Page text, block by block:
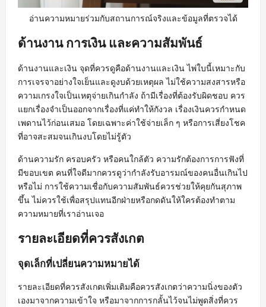
อ่านความหมายร่วมกับสถานการณ์จริงและข้อมูลที่ตรวจได้
ด้านงาน การเงิน และความสัมพันธ์
ด้านงานและเงิน จุดที่ควรดูคือด้านงานและเงิน ไพ่ใบนี้เหมาะกับ
การเจรจาอย่างใจเย็นและดูงบด้วยเหตุผล ไม่ใช้ความสงสารหรือ
ความเกรงใจเป็นเหตุจ่ายเกินกำลัง ถ้ามีเรื่องที่ต้องรับผิดชอบ ควร
แยกเรื่องจำเป็นออกจากเรื่องที่แค่ทำให้กังวล เรื่องเงินควรกำหนด
เพดานไว้ก่อนเสมอ โดยเฉพาะค่าใช้จ่ายเล็ก ๆ หรือการเสี่ยงโชค
ที่อาจสะสมจนเกินงบโดยไม่รู้ตัว
ด้านความรัก ครอบครัว หรือคนใกล้ตัว ความรักต้องการการฟังที่
มีขอบเขต คนที่ใจดีมากควรดูว่ากำลังรับอารมณ์ของคนอื่นเกินไป
หรือไม่ การใช้ความเชื่อกับความสัมพันธ์ควรช่วยให้คุยกันสุภาพ
ขึ้น ไม่ควรใช้เพื่อสรุปแทนอีกฝ่ายหรือกดดันให้ใครต้องทำตาม
ความหมายที่เราอ่านเจอ
รายละเอียดที่ควรสังเกต
จุดเล็กที่เปลี่ยนความหมายได้
รายละเอียดที่ควรสังเกตเพิ่มเติมคือควรสังเกตว่าความนิ่งของตัว
เองมาจากความเข้าใจ หรือมาจากการกลั้นไว้จนไม่พูดสิ่งที่ควร